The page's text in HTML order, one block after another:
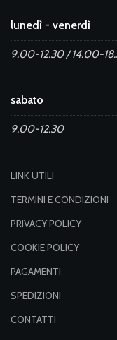
lunedì - venerdì
9.00-12.30 / 14.00-
sabato
9.00-12.30
LINK UTILI
TERMINI E CONDIZIONI
PRIVACY POLICY
COOKIE POLICY
PAGAMENTI
SPEDIZIONI
CONTATTI